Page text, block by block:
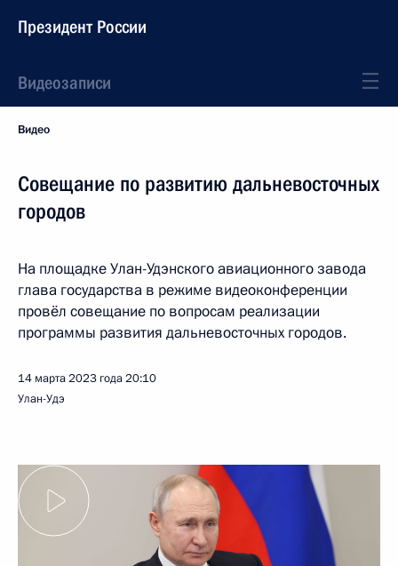
Президент России
Видеозаписи
Видео
Совещание по развитию дальневосточных
городов
На площадке Улан-Удэнского авиационного завода
глава государства в режиме видеоконференции
провёл совещание по вопросам реализации
программы развития дальневосточных городов.
14 марта 2023 года20:10
Улан-Удэ